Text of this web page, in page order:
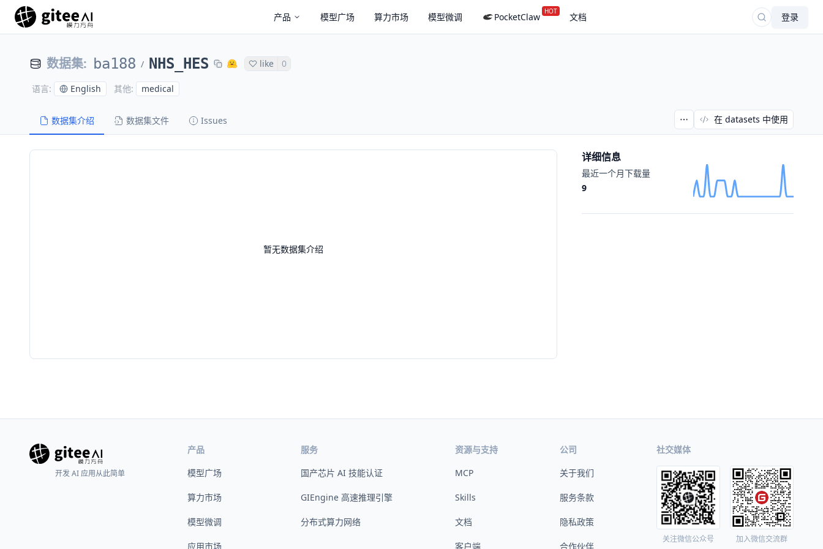
产品 模型广场 算力市场 模型微调 PocketClaw HOT 文档 登录
数据集: ba188 / NHS_HES like 0
语言: English 其他: medical
数据集介绍 数据集文件 Issues 在 datasets 中使用
暂无数据集介绍
详细信息
最近一个月下载量
9
开发 AI 应用从此简单
产品
模型广场
算力市场
模型微调
应用市场
服务
国产芯片 AI 技能认证
GIEngine 高速推理引擎
分布式算力网络
资源与支持
MCP
Skills
文档
客户端
公司
关于我们
服务条款
隐私政策
合作伙伴
社交媒体
关注微信公众号 加入微信交流群